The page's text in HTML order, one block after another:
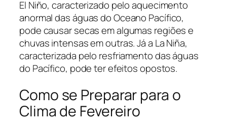
El Niño, caracterizado pelo aquecimento
anormal das águas do Oceano Pacífico,
pode causar secas em algumas regiões e
chuvas intensas em outras. Já a La Niña,
caracterizada pelo resfriamento das águas
do Pacífico, pode ter efeitos opostos.
Como se Preparar para o
Clima de Fevereiro